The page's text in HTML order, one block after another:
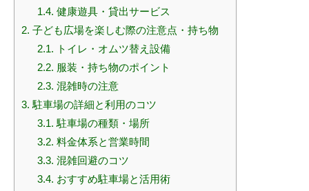
1.4. 健康遊具・貸出サービス
2. 子ども広場を楽しむ際の注意点・持ち物
2.1. トイレ・オムツ替え設備
2.2. 服装・持ち物のポイント
2.3. 混雑時の注意
3. 駐車場の詳細と利用のコツ
3.1. 駐車場の種類・場所
3.2. 料金体系と営業時間
3.3. 混雑回避のコツ
3.4. おすすめ駐車場と活用術